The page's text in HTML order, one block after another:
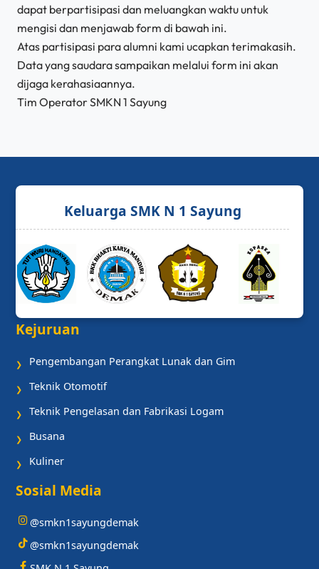
dapat berpartisipasi dan meluangkan waktu untuk
mengisi dan menjawab form di bawah ini.
Atas partisipasi para alumni kami ucapkan terimakasih.
Data yang saudara sampaikan melalui form ini akan
dijaga kerahasiaannya.
Tim Operator SMKN 1 Sayung
Keluarga SMK N 1 Sayung
Kejuruan
❯ Pengembangan Perangkat Lunak dan Gim
❯ Teknik Otomotif
❯ Teknik Pengelasan dan Fabrikasi Logam
❯ Busana
❯ Kuliner
Sosial Media
@smkn1sayungdemak
@smkn1sayungdemak